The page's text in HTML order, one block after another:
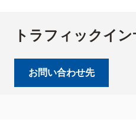
トラフィックイ
お問い合わせ先